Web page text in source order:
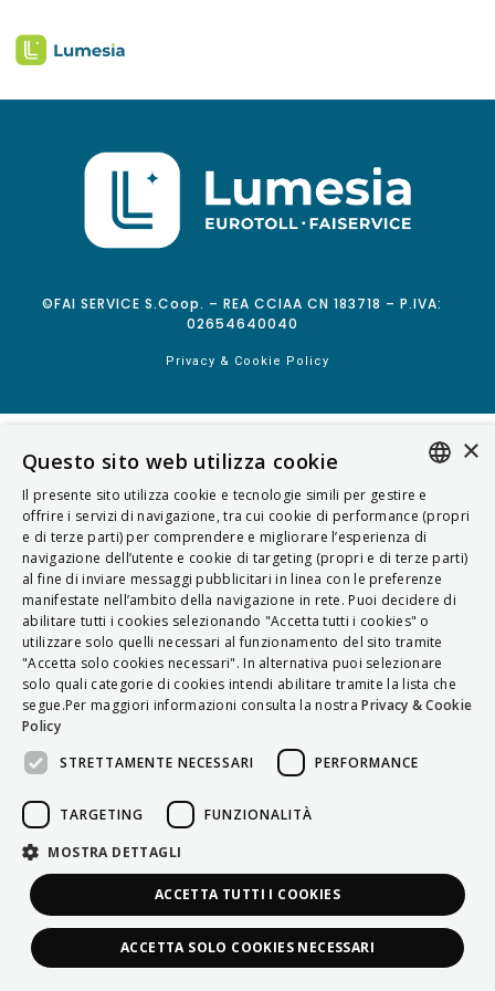
©FAI SERVICE S.Coop. – REA CCIAA CN 183718 – P.IVA:
02654640040
Privacy & Cookie Policy
ITALIAN
ENGLISH
FRENCH
HUNGARIAN
DEUTSCH
POLSKI
PORTUGUÊS
×
Questo sito web utilizza cookie
Il presente sito utilizza cookie e tecnologie simili per gestire e
offrire i servizi di navigazione, tra cui cookie di performance (propri
e di terze parti) per comprendere e migliorare l’esperienza di
navigazione dell’utente e cookie di targeting (propri e di terze parti)
al fine di inviare messaggi pubblicitari in linea con le preferenze
manifestate nell’ambito della navigazione in rete. Puoi decidere di
abilitare tutti i cookies selezionando "Accetta tutti i cookies" o
utilizzare solo quelli necessari al funzionamento del sito tramite
"Accetta solo cookies necessari". In alternativa puoi selezionare
solo quali categorie di cookies intendi abilitare tramite la lista che
segue.Per maggiori informazioni consulta la nostra Privacy & Cookie
Policy
STRETTAMENTE NECESSARI
PERFORMANCE
TARGETING FUNZIONALITÀ
MOSTRA DETTAGLI
ACCETTA TUTTI I COOKIES
ACCETTA SOLO COOKIES NECESSARI